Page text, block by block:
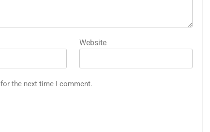
Website
the next time I comment.